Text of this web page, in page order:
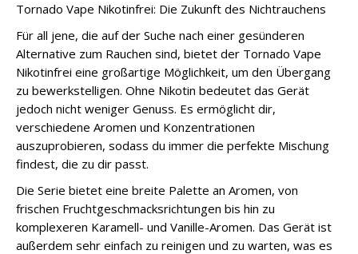
Tornado Vape Nikotinfrei: Die Zukunft des Nichtrauchens
Für all jene, die auf der Suche nach einer gesünderen
Alternative zum Rauchen sind, bietet der Tornado Vape
Nikotinfrei eine großartige Möglichkeit, um den Übergang
zu bewerkstelligen. Ohne Nikotin bedeutet das Gerät
jedoch nicht weniger Genuss. Es ermöglicht dir,
verschiedene Aromen und Konzentrationen
auszuprobieren, sodass du immer die perfekte Mischung
findest, die zu dir passt.
Die Serie bietet eine breite Palette an Aromen, von
frischen Fruchtgeschmacksrichtungen bis hin zu
komplexeren Karamell- und Vanille-Aromen. Das Gerät ist
außerdem sehr einfach zu reinigen und zu warten, was es